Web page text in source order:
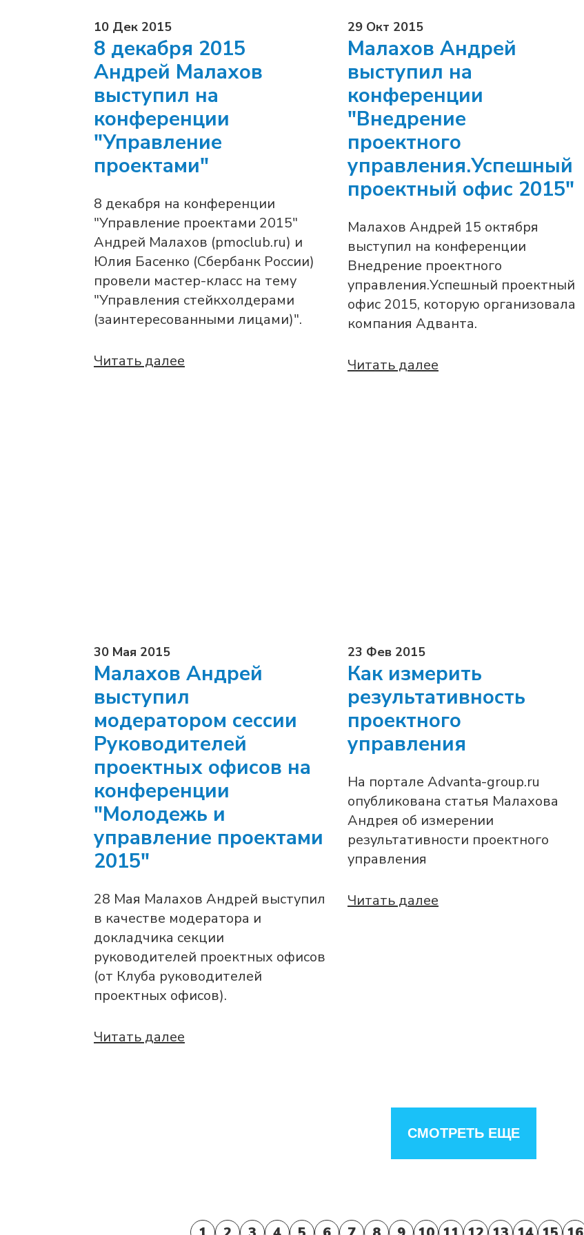
10 Дек 2015
8 декабря 2015
Андрей Малахов
выступил на
конференции
"Управление
проектами"
8 декабря на конференции
"Управление проектами 2015"
Андрей Малахов (pmoclub.ru) и
Юлия Басенко (Сбербанк России)
провели мастер-класс на тему
"Управления стейкхолдерами
(заинтересованными лицами)".
Читать далее
29 Окт 2015
Малахов Андрей
выступил на
конференции
"Внедрение
проектного
управления.Успешный
проектный офис 2015"
Малахов Андрей 15 октября
выступил на конференции
Внедрение проектного
управления.Успешный проектный
офис 2015, которую организовала
компания Адванта.
Читать далее
30 Мая 2015
Малахов Андрей
выступил
модератором сессии
Руководителей
проектных офисов на
конференции
"Молодежь и
управление проектами
2015"
28 Мая Малахов Андрей выступил
в качестве модератора и
докладчика секции
руководителей проектных офисов
(от Клуба руководителей
проектных офисов).
Читать далее
23 Фев 2015
Как измерить
результативность
проектного
управления
На портале Advanta-group.ru
опубликована статья Малахова
Андрея об измерении
результативности проектного
управления
Читать далее
СМОТРЕТЬ ЕЩЕ